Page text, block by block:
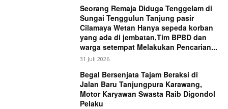
Seorang Remaja Diduga Tenggelam di
Sungai Tenggulun Tanjung pasir
Cilamaya Wetan Hanya sepeda korban
yang ada di jembatan,Tim BPBD dan
warga setempat Melakukan Pencarian...
31 Juli 2026
Begal Bersenjata Tajam Beraksi di
Jalan Baru Tanjungpura Karawang,
Motor Karyawan Swasta Raib Digondol
Pelaku